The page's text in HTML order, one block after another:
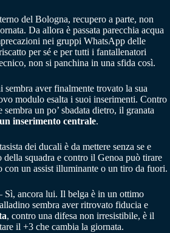
del Bologna, recupero a parte, non
Da allora è passata parecchia acqua
nei gruppi WhatsApp delle
per sé e per tutti i fantallenatori
non si panchina in una sfida così.
sembra aver finalmente trovato la sua
modulo esalta i suoi inserimenti. Contro
un po’ sbadata dietro, il granata
inserimento centrale.
dei ducali è da mettere senza se e
squadra e contro il Genoa può tirare
un assist illuminante o un tiro da fuori.
Sì, ancora lui. Il belga è in un ottimo
sembra aver ritrovato fiducia e
, contro una difesa non irresistibile, è il
il +3 che cambia la giornata.